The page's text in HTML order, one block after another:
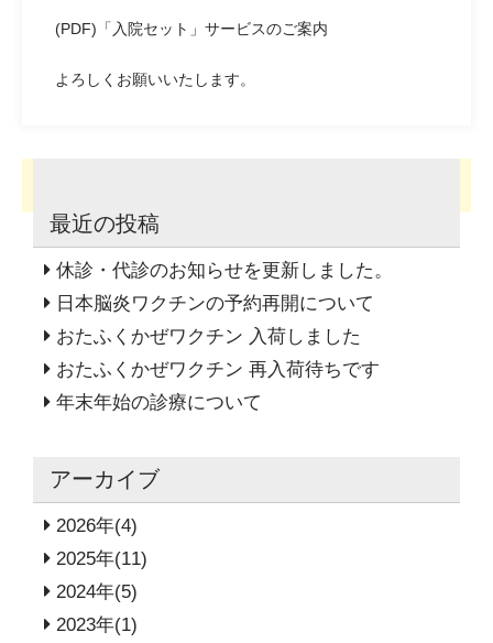
(PDF)「入院セット」サービスのご案内
よろしくお願いいたします。
最近の投稿
休診・代診のお知らせを更新しました。
日本脳炎ワクチンの予約再開について
おたふくかぜワクチン 入荷しました
おたふくかぜワクチン 再入荷待ちです
年末年始の診療について
アーカイブ
2026年(4)
2025年(11)
2024年(5)
2023年(1)